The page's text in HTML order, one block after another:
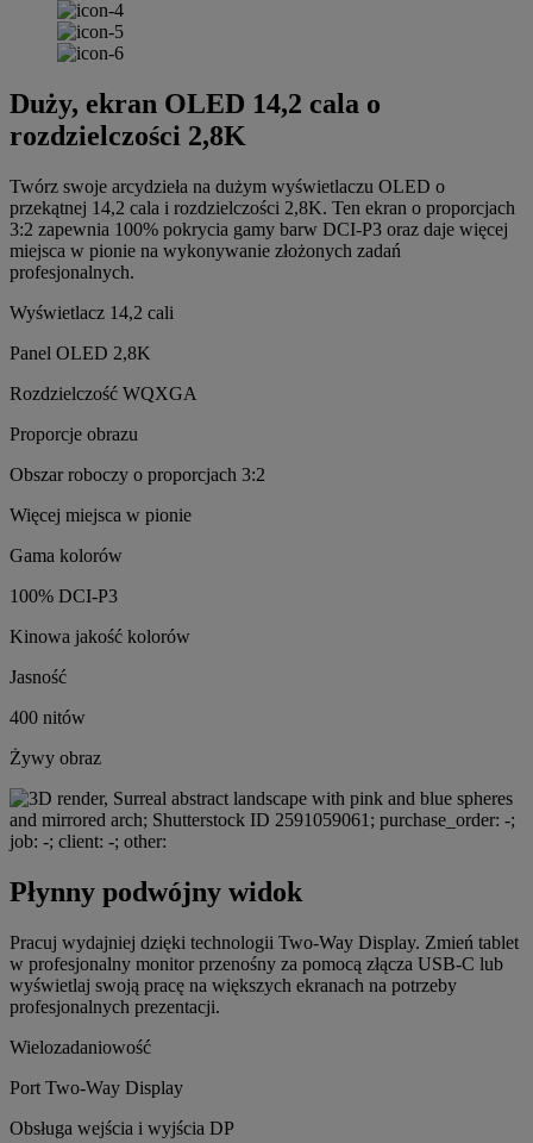
Duży, ekran OLED 14,2 cala o
rozdzielczości 2,8K
Twórz swoje arcydzieła na dużym wyświetlaczu OLED o
przekątnej 14,2 cala i rozdzielczości 2,8K. Ten ekran o proporcjach
3:2 zapewnia 100% pokrycia gamy barw DCI-P3 oraz daje więcej
miejsca w pionie na wykonywanie złożonych zadań
profesjonalnych.
Wyświetlacz 14,2 cali
Panel OLED 2,8K
Rozdzielczość WQXGA
Proporcje obrazu
Obszar roboczy o proporcjach 3:2
Więcej miejsca w pionie
Gama kolorów
100% DCI-P3
Kinowa jakość kolorów
Jasność
400 nitów
Żywy obraz
Płynny podwójny widok
Pracuj wydajniej dzięki technologii Two-Way Display. Zmień tablet
w profesjonalny monitor przenośny za pomocą złącza USB-C lub
wyświetlaj swoją pracę na większych ekranach na potrzeby
profesjonalnych prezentacji.
Wielozadaniowość
Port Two-Way Display
Obsługa wejścia i wyjścia DP